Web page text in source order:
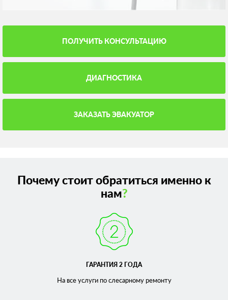
ПОЛУЧИТЬ КОНСУЛЬТАЦИЮ
ДИАГНОСТИКА
ЗАКАЗАТЬ ЭВАКУАТОР
Почему стоит обратиться именно к
нам?
ГАРАНТИЯ 2 ГОДА
На все услуги по слесарномуремонту